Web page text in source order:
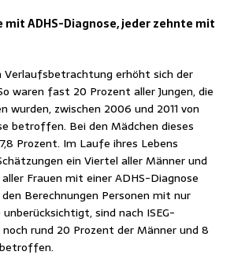
ADHS-Diagnose, jeder zehnte mit
Verlaufsbetrachtung erhöht sich der
waren fast 20 Prozent aller Jungen, die
wurden, zwischen 2006 und 2011 von
betroffen. Bei den Mädchen dieses
Prozent. Im Laufe ihres Lebens
ein Viertel aller Männer und
Frauen mit einer ADHS-Diagnose
Berechnungen Personen mit nur
sind nach ISEG-
rund 20 Prozent der Männer und 8